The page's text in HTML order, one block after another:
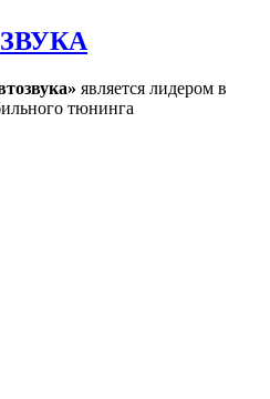
является лидером в
тюнинга